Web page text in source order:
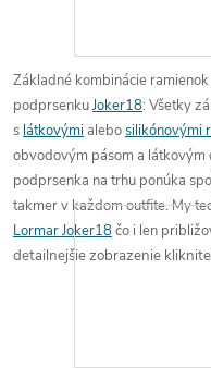
Základné kombinácie
podprsenkuJoker18: Všetky
s látkovýmialebosilikónovými
obvodovým pásom a látkovým
podprsenka na trhu ponúka
takmer v každom outfite.My
Lormar Joker18čo i len
detailnejšie zobrazenie